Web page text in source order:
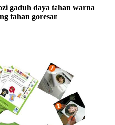
gaduh daya tahan warna
tahan goresan